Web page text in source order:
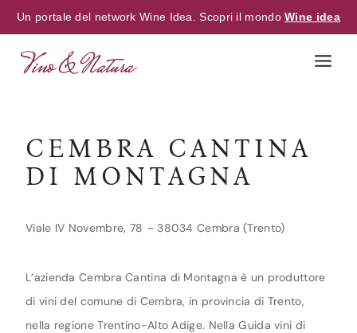
Un portale del network Wine Idea. Scopri il mondoWine idea
CEMBRA CANTINA
DI MONTAGNA
Viale IV Novembre, 78 – 38034 Cembra (Trento)
L’azienda Cembra Cantina di Montagna è un produttore
di vini del comune di Cembra, in provincia di Trento,
nella regione Trentino-Alto Adige. Nella Guida vini di